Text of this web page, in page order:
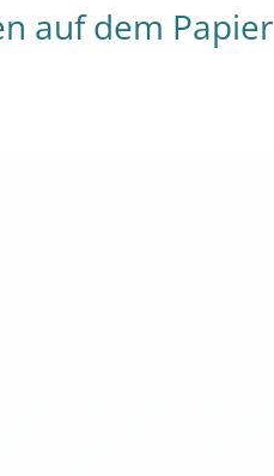
auf dem Papier